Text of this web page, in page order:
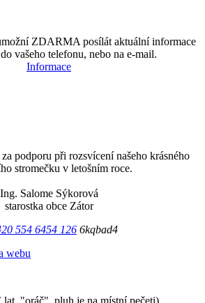
ZDARMA posílát aktuální informace
vašeho telefonu, nebo na e-mail.
Informace
podporu při rozsvícení našeho krásného
stromečku v letošním roce.
Ing. Salome Sýkorová
starostka obce Zátor
554 6454 126 6kqbad4
webu